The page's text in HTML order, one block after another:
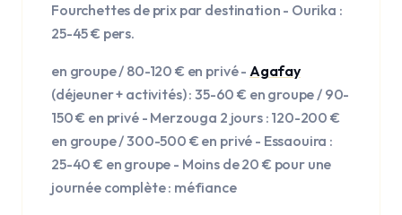
Fourchettes de prix par destination - Ourika :
25-45 € pers.
en groupe / 80-120 € en privé - Agafay
(déjeuner + activités) : 35-60 € en groupe / 90-
150 € en privé - Merzouga 2 jours : 120-200 €
en groupe / 300-500 € en privé - Essaouira :
25-40 € en groupe - Moins de 20 € pour une
journée complète : méfiance